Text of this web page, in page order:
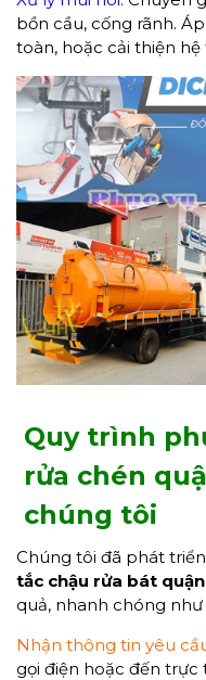
bồn cầu, cống rãnh.
toàn, hoặc cải thiện
Quy trình
rửa chén
chúng tôi
Chúng tôi đã phát
tắc chậu rửa bát
quả, nhanh chóng như
Nhận thông tin yêu
gọi điện hoặc đến trực